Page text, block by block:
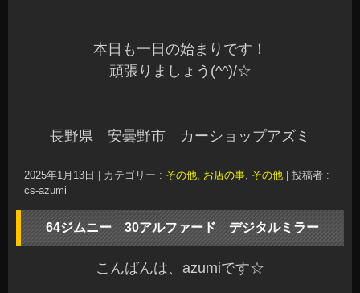
本日も一日の始まりです！
頑張りましょう(^^)/☆
長野県 安曇野市 カーショップアズミ
2025年1月13日 カテゴリー : その他, お店の事, その他
投稿者 :
cs-azumi
64ジムニー 30アルファード デジタルミラー
こんばんは、azumiです☆